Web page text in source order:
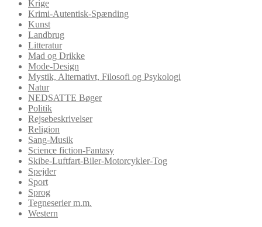
Krige
Krimi-Autentisk-Spænding
Kunst
Landbrug
Litteratur
Mad og Drikke
Mode-Design
Mystik, Alternativt, Filosofi og Psykologi
Natur
NEDSATTE Bøger
Politik
Rejsebeskrivelser
Religion
Sang-Musik
Science fiction-Fantasy
Skibe-Luftfart-Biler-Motorcykler-Tog
Spejder
Sport
Sprog
Tegneserier m.m.
Western